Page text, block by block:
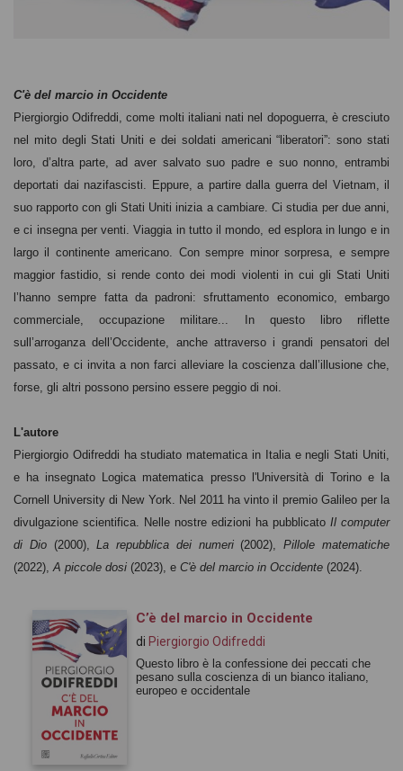
C'è del marcio in Occidente
Piergiorgio Odifreddi, come molti italiani nati nel dopoguerra, è cresciuto
nel mito degli Stati Uniti e dei soldati americani “liberatori”: sono stati
loro, d’altra parte, ad aver salvato suo padre e suo nonno, entrambi
deportati dai nazifascisti. Eppure, a partire dalla guerra del Vietnam, il
suo rapporto con gli Stati Uniti inizia a cambiare. Ci studia per due anni,
e ci insegna per venti. Viaggia in tutto il mondo, ed esplora in lungo e in
largo il continente americano. Con sempre minor sorpresa, e sempre
maggior fastidio, si rende conto dei modi violenti in cui gli Stati Uniti
l’hanno sempre fatta da padroni: sfruttamento economico, embargo
commerciale, occupazione militare... In questo libro riflette
sull’arroganza dell’Occidente, anche attraverso i grandi pensatori del
passato, e ci invita a non farci alleviare la coscienza dall’illusione che,
forse, gli altri possono persino essere peggio di noi.
L'autore
Piergiorgio Odifreddi ha studiato matematica in Italia e negli Stati Uniti,
e ha insegnato Logica matematica presso l'Università di Torino e la
Cornell University di New York. Nel 2011 ha vinto il premio Galileo per la
divulgazione scientifica. Nelle nostre edizioni ha pubblicato Il computer
di Dio(2000),La repubblica dei numeri(2002),Pillole matematiche
(2022),A piccole dosi (2023), e C'è del marcio in Occidente (2024).
C’è del marcio in Occidente
di Piergiorgio Odifreddi
Questo libro è la confessione dei peccati che
pesano sulla coscienza di un bianco italiano,
europeo e occidentale